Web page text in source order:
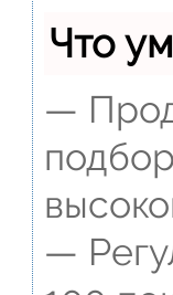
Что
—
—